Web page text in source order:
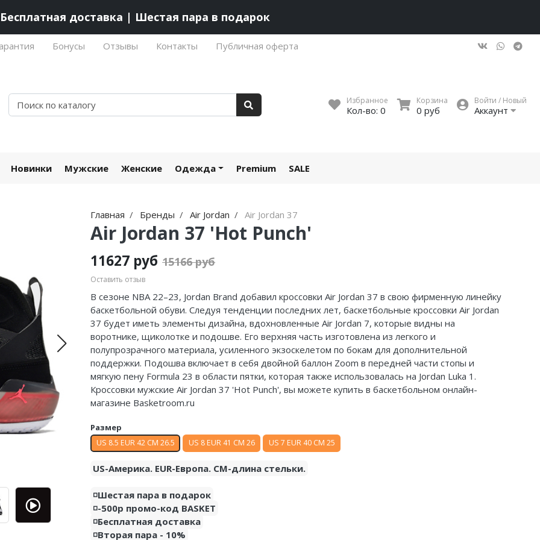
Бесплатная доставка | Шестая пара в подарок
Бонусы Отзывы Контакты Публичная оферта
Избранное
Кол-во: 0
Корзина
0 руб
Войти / Новый
Аккаунт
Новинки Мужские Женские Одежда Premium SALE
Главная Бренды Air Jordan Air Jordan 37
Air Jordan 37 'Hot Punch'
11627 руб 15166 руб
Оставить отзыв
В сезоне NBA 22–23, Jordan Brand добавил кроссовки Air Jordan 37 в свою фирменную линейку
баскетбольной обуви. Следуя тенденции последних лет, баскетбольные кроссовки Air Jordan
37 будет иметь элементы дизайна, вдохновленные Air Jordan 7, которые видны на
воротнике, щиколотке и подошве. Его верхняя часть изготовлена из легкого и
полупрозрачного материала, усиленного экзоскелетом по бокам для дополнительной
поддержки. Подошва включает в себя двойной баллон Zoom в передней части стопы и
мягкую пену Formula 23 в области пятки, которая также использовалась на Jordan Luka 1.
Кроссовки мужские Air Jordan 37 'Hot Punch', вы можете купить в баскетбольном онлайн-
магазине Basketroom.ru
Размер
US 8.5 EUR 42 CM 26.5 US 8 EUR 41 CM 26 US 7 EUR 40 CM 25
US-Америка. EUR-Европа. CM-длина стельки.
◽️Шестая пара в подарок
◽️-500р промо-код BASKET
◽️Бесплатная доставка
◽️Вторая пара - 10%